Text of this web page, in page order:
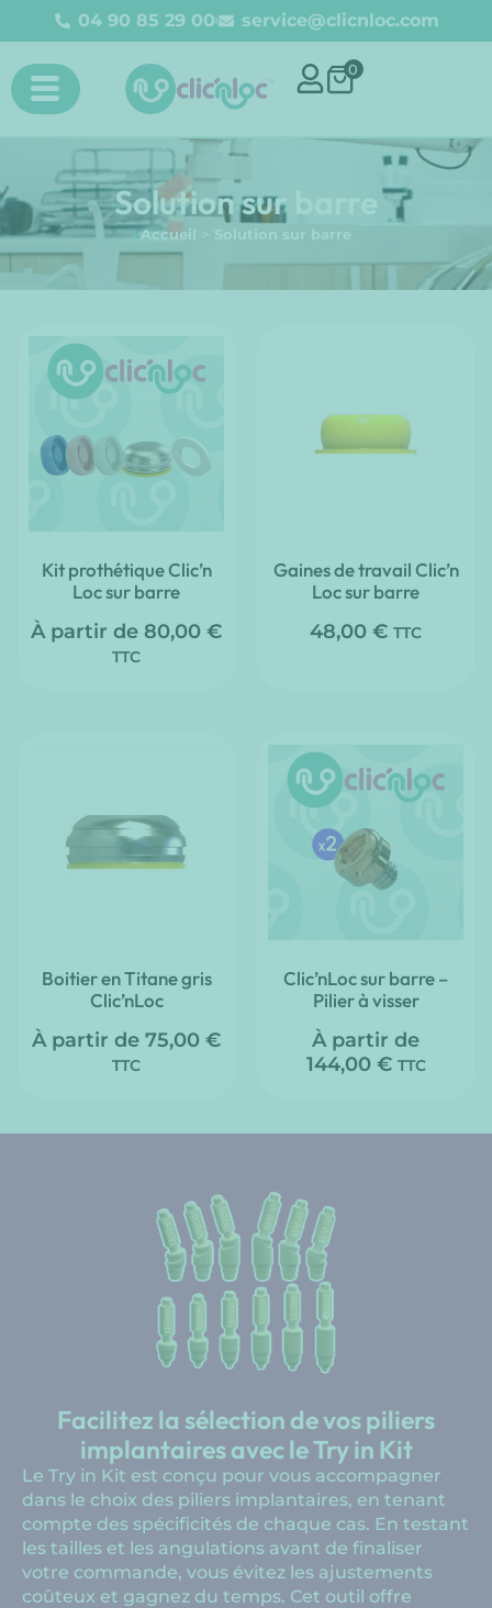
04 90 85 29 00 service@clicnloc.com​
0
Solution sur barre
Accueil > Solution sur barre
Kit prothétique Clic’n
Loc sur barre
À partir de 80,00 €
TTC
Gaines de travail Clic’n
Loc sur barre
48,00 € TTC
Boitier en Titane gris
Clic’nLoc
À partir de 75,00 €
TTC
Clic’nLoc sur barre –
Pilier à visser
À partir de
144,00 € TTC
Facilitez la sélection de vos piliers
implantaires avec le Try in Kit
Le Try in Kit est conçu pour vous accompagner
dans le choix des piliers implantaires, en tenant
compte des spécificités de chaque cas. En testant
les tailles et les angulations avant de finaliser
votre commande, vous évitez les ajustements
coûteux et gagnez du temps. Cet outil offre